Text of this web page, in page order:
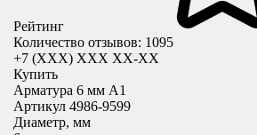
Рейтинг
Количество отзывов: 1095
+7 (XXX) ХХХ ХХ-ХХ
Купить
Арматура 6 мм А1
Артикул 4986-9599
Диаметр, мм